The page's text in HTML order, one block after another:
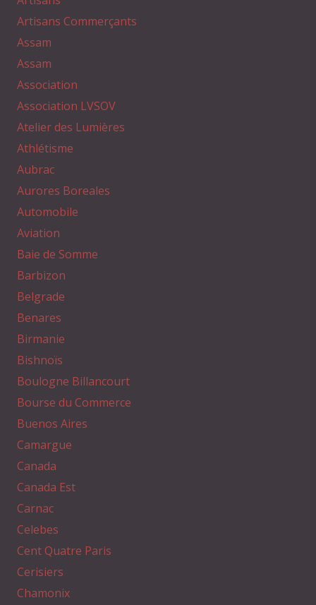
Artisans Commerçants
Assam
Assam
Association
Association LVSOV
Atelier des Lumières
Athlétisme
Aubrac
Aurores Boreales
Automobile
Aviation
Baie de Somme
Barbizon
Belgrade
Benares
Birmanie
Bishnoïs
Boulogne Billancourt
Bourse du Commerce
Buenos Aires
Camargue
Canada
Canada Est
Carnac
Celebes
Cent Quatre Paris
Cerisiers
Chamonix